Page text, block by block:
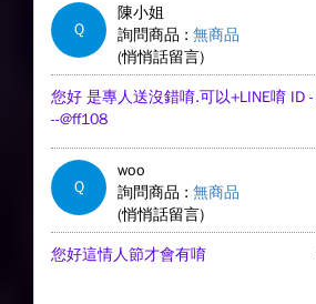
Q
陳小姐
詢問商品 : 無商品
(悄悄話留言)
您好 是專人送沒錯唷.可以+LINE唷 ID -
--@ff108
Q
woo
詢問商品 : 無商品
(悄悄話留言)
您好這情人節才會有唷